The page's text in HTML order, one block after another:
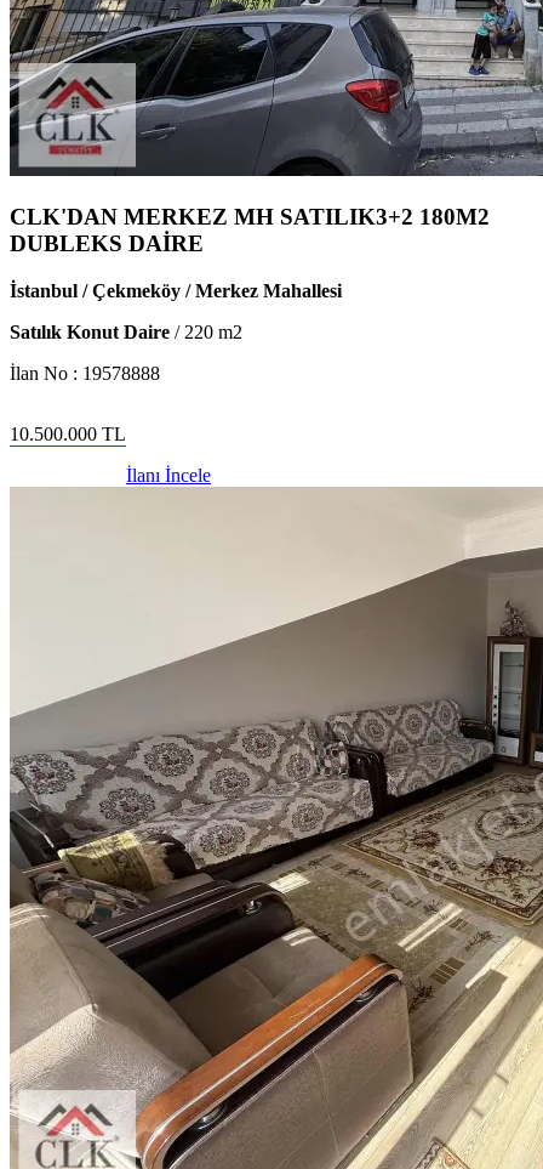
CLK'DAN MERKEZ MH SATILIK3+2 180M2
DUBLEKS DAİRE
İstanbul / Çekmeköy / Merkez Mahallesi
Satılık Konut Daire / 220 m2
İlan No : 19578888
10.500.000 TL
İlanı İncele